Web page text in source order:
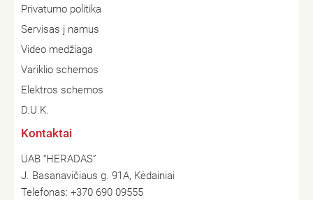
Privatumo politika
Servisas į namus
Video medžiaga
Variklio schemos
Elektros schemos
D.U.K.
Kontaktai
UAB “HERADAS”
J. Basanavičiaus g. 91A, Kėdainiai
Telefonas: +370 690 09555